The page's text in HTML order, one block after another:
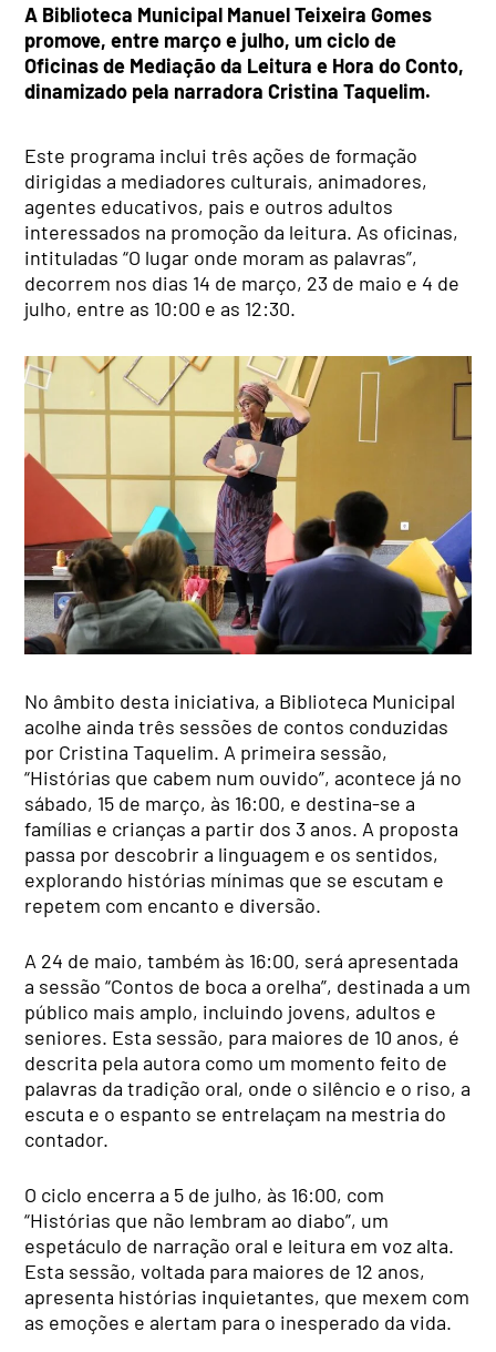
A Biblioteca Municipal Manuel Teixeira Gomes
promove, entre março e julho, um ciclo de
Oficinas de Mediação da Leitura e Hora do Conto,
dinamizado pela narradora Cristina Taquelim.
Este programa inclui três ações de formação
dirigidas a mediadores culturais, animadores,
agentes educativos, pais e outros adultos
interessados na promoção da leitura. As oficinas,
intituladas “O lugar onde moram as palavras”,
decorrem nos dias 14 de março, 23 de maio e 4 de
julho, entre as 10:00 e as 12:30.
No âmbito desta iniciativa, a Biblioteca Municipal
acolhe ainda três sessões de contos conduzidas
por Cristina Taquelim. A primeira sessão,
“Histórias que cabem num ouvido”, acontece já no
sábado, 15 de março, às 16:00, e destina-se a
famílias e crianças a partir dos 3 anos. A proposta
passa por descobrir a linguagem e os sentidos,
explorando histórias mínimas que se escutam e
repetem com encanto e diversão.
A 24 de maio, também às 16:00, será apresentada
a sessão “Contos de boca a orelha”, destinada a um
público mais amplo, incluindo jovens, adultos e
seniores. Esta sessão, para maiores de 10 anos, é
descrita pela autora como um momento feito de
palavras da tradição oral, onde o silêncio e o riso, a
escuta e o espanto se entrelaçam na mestria do
contador.
O ciclo encerra a 5 de julho, às 16:00, com
“Histórias que não lembram ao diabo”, um
espetáculo de narração oral e leitura em voz alta.
Esta sessão, voltada para maiores de 12 anos,
apresenta histórias inquietantes, que mexem com
as emoções e alertam para o inesperado da vida.